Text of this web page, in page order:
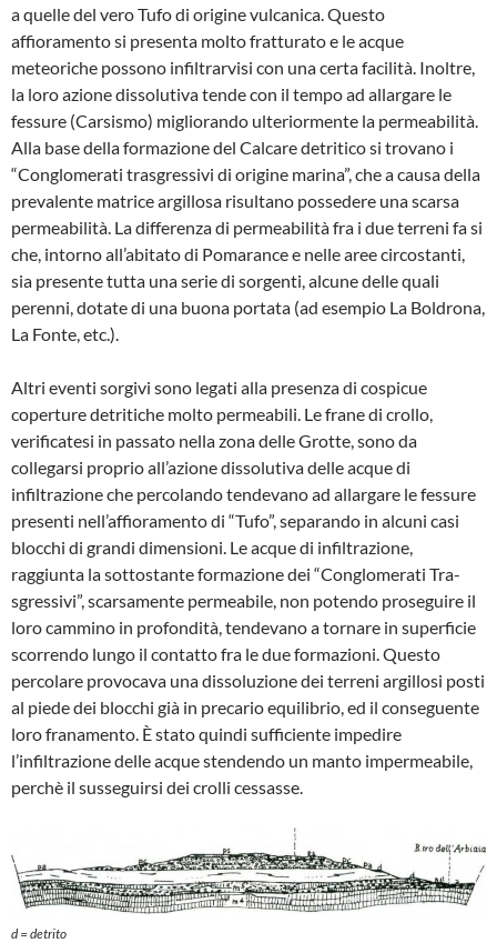
a quelle del vero Tufo di origine vulcanica. Que­sto
affioramento si presenta molto frattu­rato e le acque
meteoriche possono infiltrarvisi con una certa facilità. Inoltre,
la loro azione dissolutiva tende con il tem­po ad allargare le
fessure (Carsismo) mi­gliorando ulteriormente la permeabilità.
Alla base della formazione del Calcare detritico si trovano i
“Conglomerati tra­sgressivi di origine marina”, che a cau­sa della
prevalente matrice argillosa risul­tano possedere una scarsa
permeabilità. La differenza di permeabilità fra i due ter­reni fa si
che, intorno all’abitato di Poma­rance e nelle aree circostanti,
sia presen­te tutta una serie di sorgenti, alcune del­le quali
perenni, dotate di una buona por­tata (ad esempio La Boldrona,
La Fonte, etc.).
Altri eventi sorgivi sono legati alla presen­za di cospicue
coperture detritiche molto permeabili. Le frane di crollo,
verificatesi in passato nella zona delle Grotte, sono da
collegarsi proprio all’azione dissolutiva delle acque di
infiltrazione che percolando tendeva­no ad allargare le fessure
presenti nell’af­fioramento di “Tufo”, separando in alcuni casi
blocchi di grandi dimensioni. Le ac­que di infiltrazione,
raggiunta la sottostan­te formazione dei “Conglomerati Tra­
sgressivi”, scarsamente permeabile, non potendo proseguire il
loro cammino in profondità, tendevano a tornare in super­ficie
scorrendo lungo il contatto fra le due formazioni. Questo
percolare provocava una dissoluzione dei terreni argillosi po­sti
al piede dei blocchi già in precario equilibrio, ed il conseguente
loro frana­mento. È stato quindi sufficiente impedire
l’infiltrazione delle acque stendendo un manto impermeabile,
perchè il susseguir­si dei crolli cessasse.
d = detrito